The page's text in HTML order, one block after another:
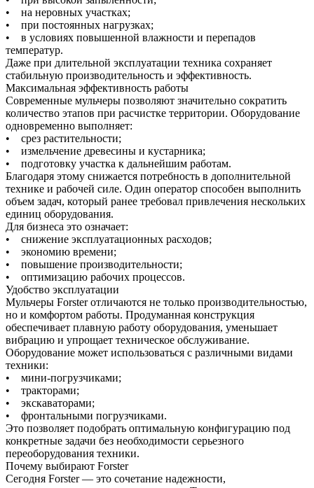
• на неровных участках;
• при постоянных нагрузках;
• в условиях повышенной влажности и перепадов
температур.
Даже при длительной эксплуатации техника сохраняет
стабильную производительность и эффективность.
Максимальная эффективность работы
Современные мульчеры позволяют значительно сократить
количество этапов при расчистке территории. Оборудование
одновременно выполняет:
• срез растительности;
• измельчение древесины и кустарника;
• подготовку участка к дальнейшим работам.
Благодаря этому снижается потребность в дополнительной
технике и рабочей силе. Один оператор способен выполнить
объем задач, который ранее требовал привлечения нескольких
единиц оборудования.
Для бизнеса это означает:
• снижение эксплуатационных расходов;
• экономию времени;
• повышение производительности;
• оптимизацию рабочих процессов.
Удобство эксплуатации
Мульчеры Forster отличаются не только производительностью,
но и комфортом работы. Продуманная конструкция
обеспечивает плавную работу оборудования, уменьшает
вибрацию и упрощает техническое обслуживание.
Оборудование может использоваться с различными видами
техники:
• мини-погрузчиками;
• тракторами;
• экскаваторами;
• фронтальными погрузчиками.
Это позволяет подобрать оптимальную конфигурацию под
конкретные задачи без необходимости серьезного
переоборудования техники.
Почему выбирают Forster
Сегодня Forster — это сочетание надежности,